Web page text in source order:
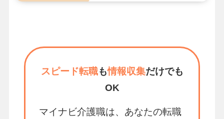
スピード転職も情報収集だけでも
OK
マイナビ介護職は、あなたの転職